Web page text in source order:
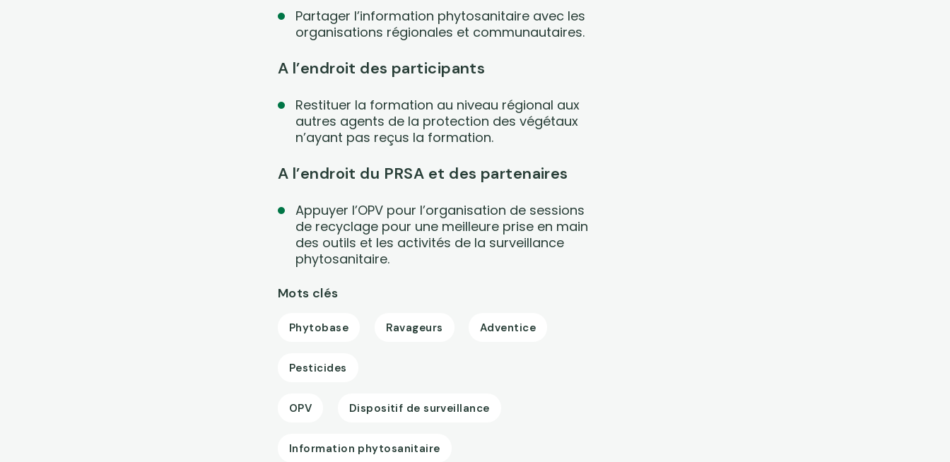
Partager l’information phytosanitaire avec les
organisations régionales et communautaires.
A l’endroit des participants
Restituer la formation au niveau régional aux
autres agents de la protection des végétaux
n’ayant pas reçus la formation.
A l’endroit du PRSA et des partenaires
Appuyer l’OPV pour l’organisation de sessions
de recyclage pour une meilleure prise en main
des outils et les activités de la surveillance
phytosanitaire.
Mots clés
Phytobase Ravageurs Adventice
Pesticides
OPV Dispositif de surveillance
Information phytosanitaire